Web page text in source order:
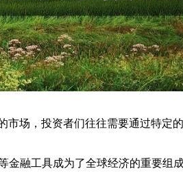
场，投资者们往往需要通过特定
融工具成为了全球经济的重要组